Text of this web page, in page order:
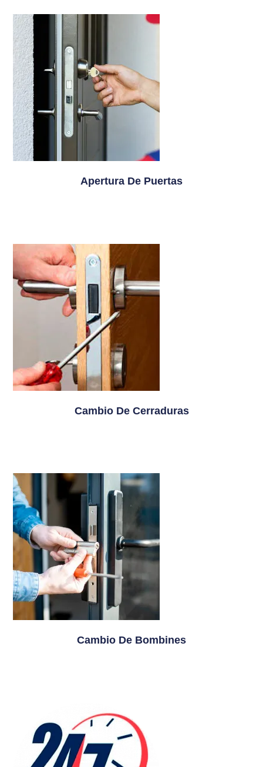
Apertura De Puertas
Cambio De Cerraduras
Cambio De Bombines